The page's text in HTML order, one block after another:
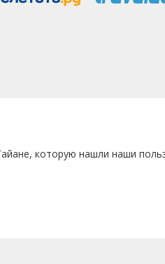
которую нашли наши